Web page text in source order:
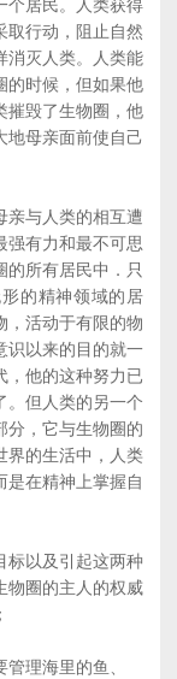
居民。人类获得
取行动，阻止自然
消灭人类。人类能
的时候，但如果他
摧毁了生物圈，他
地母亲面前使自己
与人类的相互遭
强有力和最不可思
所有居民中．只
的精神领域的居
，活动于有限的物
识以来的目的就一
，他的这种努力已
。但人类的另一个
分，它与生物圈的
界的生活中，人类
是在精神上掌握自
以及引起这两种
物圈的主人的权威
理海里的鱼、